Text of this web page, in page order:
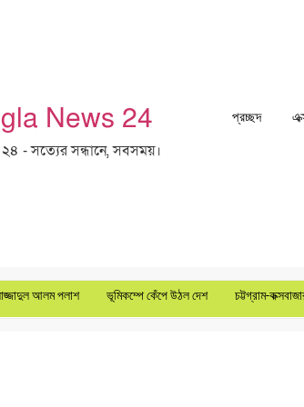
News 24
২৪ - সত্যের সন্ধানে, সবসময়।
প্রচ্ছদ
আলম পলাশ ভূমিকম্পে কেঁপে উঠল দেশ চট্টগ্রাম-কক্সবাজার সড়ক